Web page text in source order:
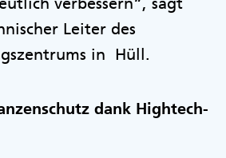
Leiter des
in Hüll.
dank Hightech-